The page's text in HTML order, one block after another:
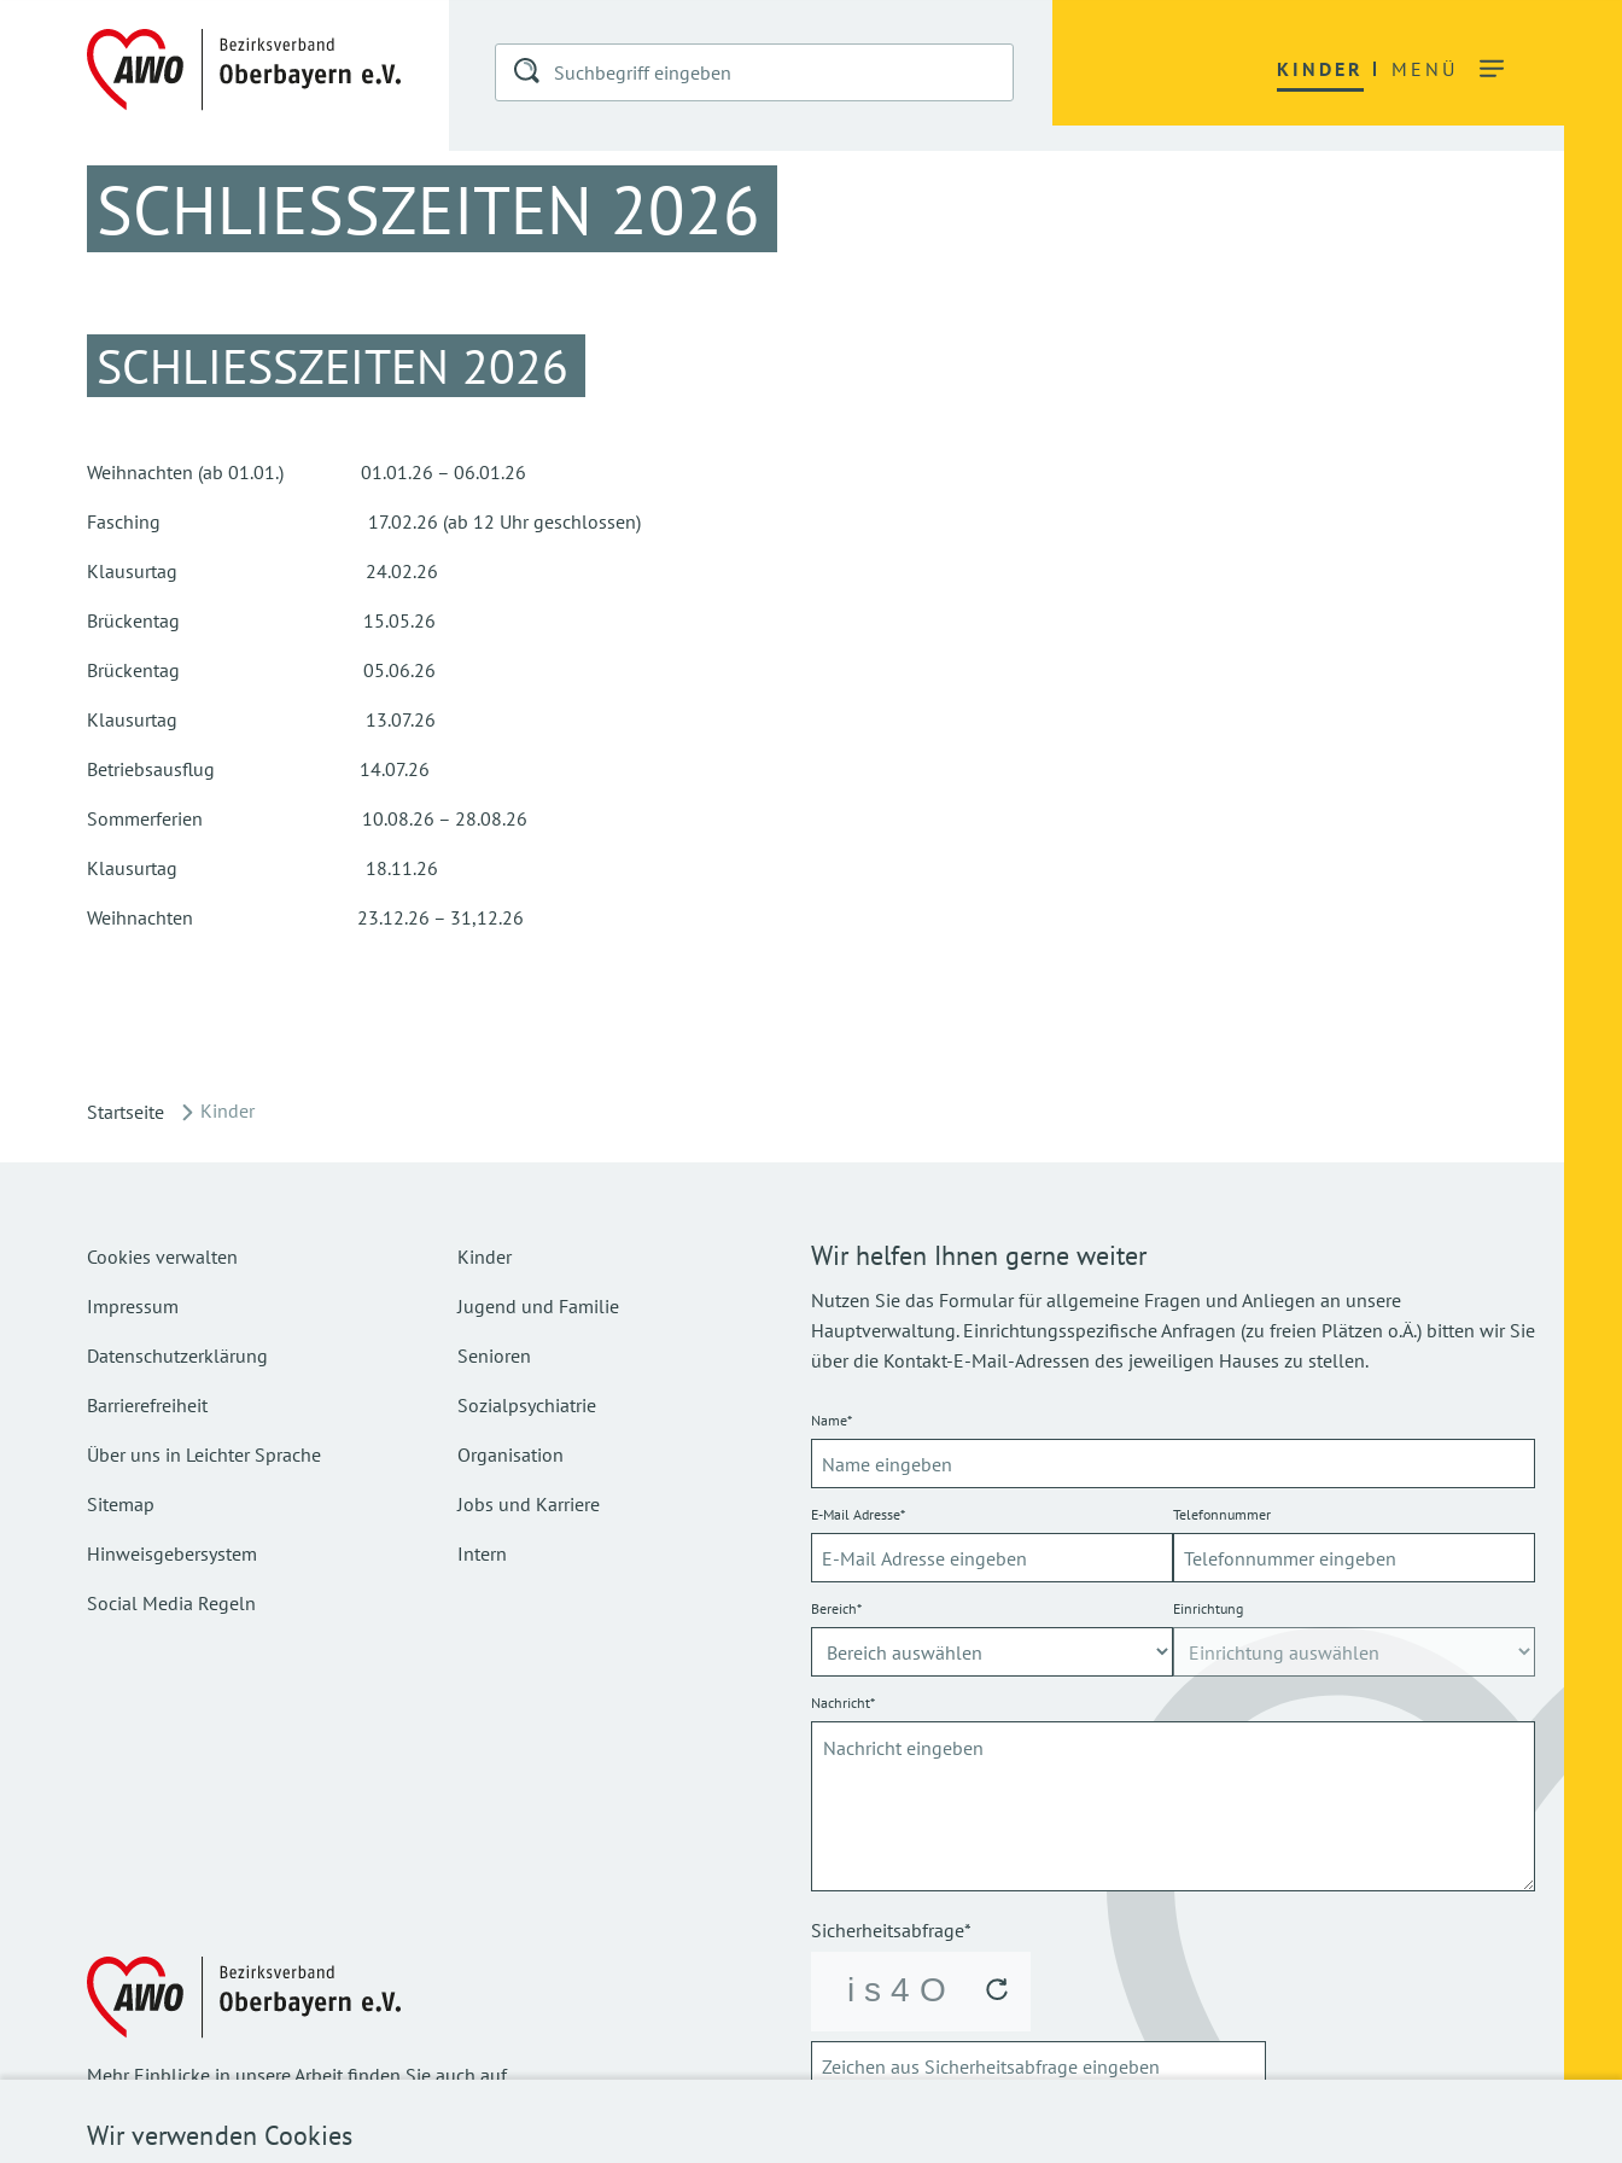
Wir verwenden Cookies
KINDER MENÜ
SCHLIESSZEITEN 2026
SCHLIESSZEITEN 2026
Weihnachten (ab 01.01.) 01.01.26 – 06.01.26
Fasching 17.02.26 (ab 12 Uhr geschlossen)
Klausurtag 24.02.26
Brückentag 15.05.26
Brückentag 05.06.26
Klausurtag 13.07.26
Betriebsausflug 14.07.26
Sommerferien 10.08.26 – 28.08.26
Klausurtag 18.11.26
Weihnachten 23.12.26 – 31,12.26
Startseite Kinder
Cookies verwalten
Impressum
Datenschutzerklärung
Barrierefreiheit
Über uns in Leichter Sprache
Sitemap
Hinweisgebersystem
Social Media Regeln
Kinder
Jugend und Familie
Senioren
Sozialpsychiatrie
Organisation
Jobs und Karriere
Intern
Mehr Einblicke in unsere Arbeit finden Sie auch auf
Wir helfen Ihnen gerne weiter
Nutzen Sie das Formular für allgemeine Fragen und Anliegen an unsere
Hauptverwaltung. Einrichtungsspezifische Anfragen (zu freien Plätzen o.Ä.) bitten wir Sie
über die Kontakt-E-Mail-Adressen des jeweiligen Hauses zu stellen.
Name*
E-Mail Adresse* Telefonnummer
Bereich* Einrichtung
Nachricht*
Sicherheitsabfrage*